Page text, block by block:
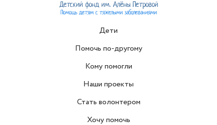
Дети
Помочь по-другому
Кому помогли
Наши проекты
Стать волонтером
Хочу помочь